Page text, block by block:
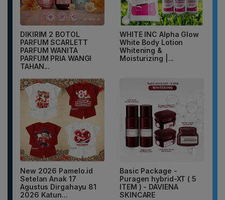
DIKIRIM 2 BOTOL
PARFUM SCARLETT
PARFUM WANITA
PARFUM PRIA WANGI
TAHAN...
WHITE INC Alpha Glow
White Body Lotion
Whitening &
Moisturizing |...
New 2026 Pamelo.id
Setelan Anak 17
Agustus Dirgahayu 81
2026 Katun...
Basic Package -
Puragen hybrid-XT ( 5
ITEM ) - DAVIENA
SKINCARE